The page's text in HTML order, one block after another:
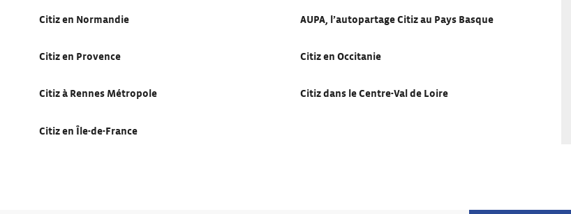
Citiz en Normandie AUPA, l’autopartage Citiz au Pays Basque
Citiz en Provence Citiz en Occitanie
Citiz à Rennes Métropole Citiz dans le Centre-Val de Loire
Citiz en Île-de-France